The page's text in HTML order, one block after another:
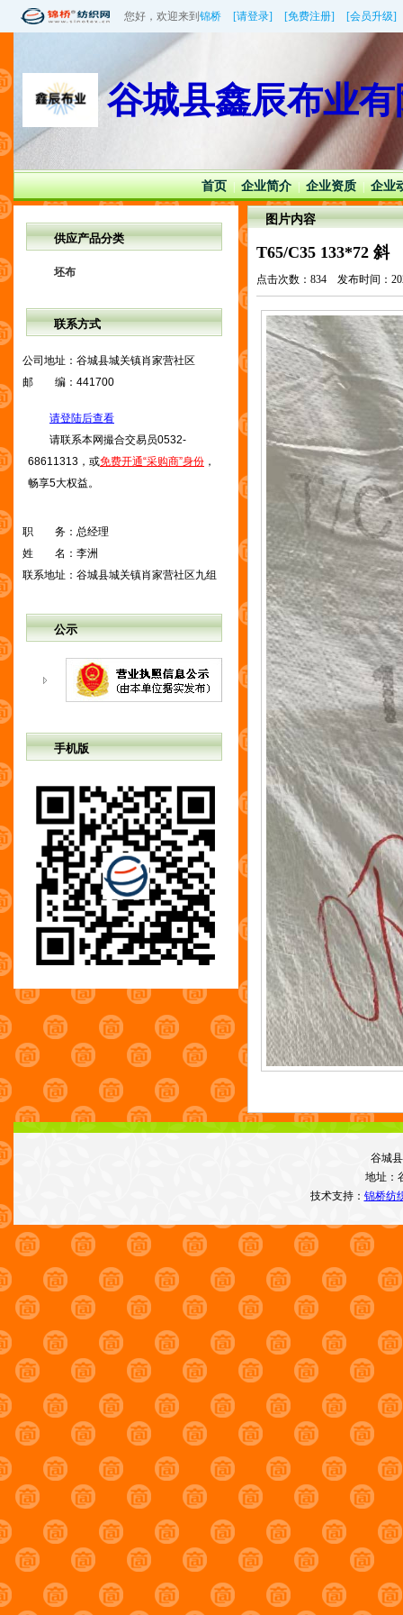
您好，欢迎来到 锦桥 [请登录] [免费注册] [会员升级]
谷城县鑫辰布业
首页 | 企业简介 | 企业资质 | 企业
供应产品分类
坯布
联系方式
公司地址： 谷城县城关镇肖家营社区
邮 编： 441700
请登陆后查看
请联系本网撮合交易员0532-
68611313，或免费开通“采购商”身份 ，
畅享5大权益。
职 务： 总经理
姓 名： 李洲
联系地址： 谷城县城关镇肖家营社区九组
公示
手机版
图片内容
T65/C35 133*72 斜
点击次数：834 发布时间：
谷城
地址：
技术支持： 锦桥纺